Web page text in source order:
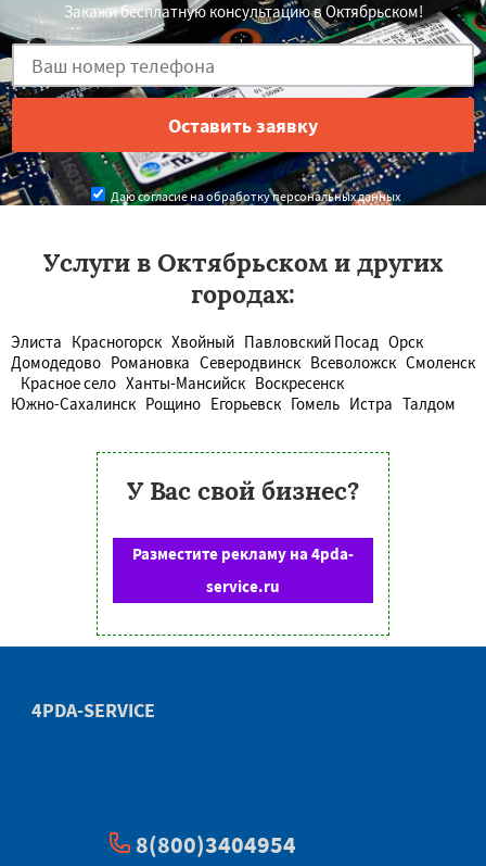
Закажи бесплатную консультацию в Октябрьском!
Даю согласие на обработку персональных данных
Услуги в Октябрьском и других
городах:
Элиста Красногорск Хвойный Павловский Посад Орск
Домодедово Романовка Северодвинск Всеволожск Смоленск
Красное село Ханты-Мансийск Воскресенск
Южно-Сахалинск Рощино Егорьевск Гомель Истра Талдом
У Вас свой бизнес?
Разместите рекламу на 4pda-
service.ru
4PDA-SERVICE
8(800)3404954